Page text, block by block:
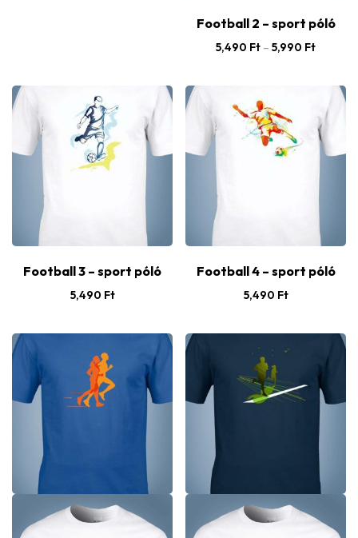
Football 2 – sport póló
5,490 Ft – 5,990 Ft
Football 3 – sport póló
5,490 Ft
Football 4 – sport póló
5,490 Ft